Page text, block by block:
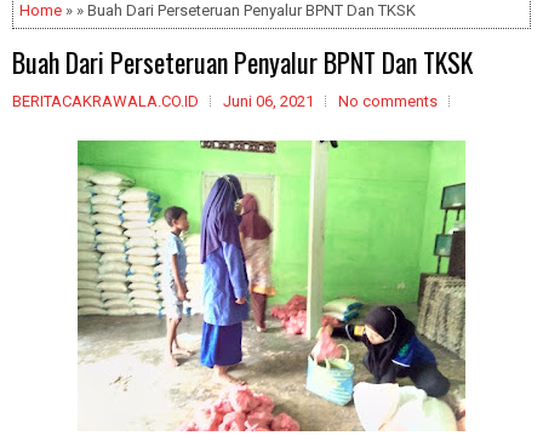
Home » » Buah Dari Perseteruan Penyalur BPNT Dan TKSK
Buah Dari Perseteruan Penyalur BPNT Dan TKSK
BERITACAKRAWALA.CO.ID Juni 06, 2021 No comments